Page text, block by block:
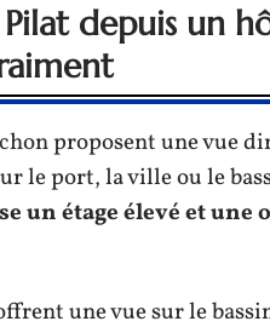
depuis un
proposent une vue
le port, la ville ou le
un étage élevé et
une vue sur le